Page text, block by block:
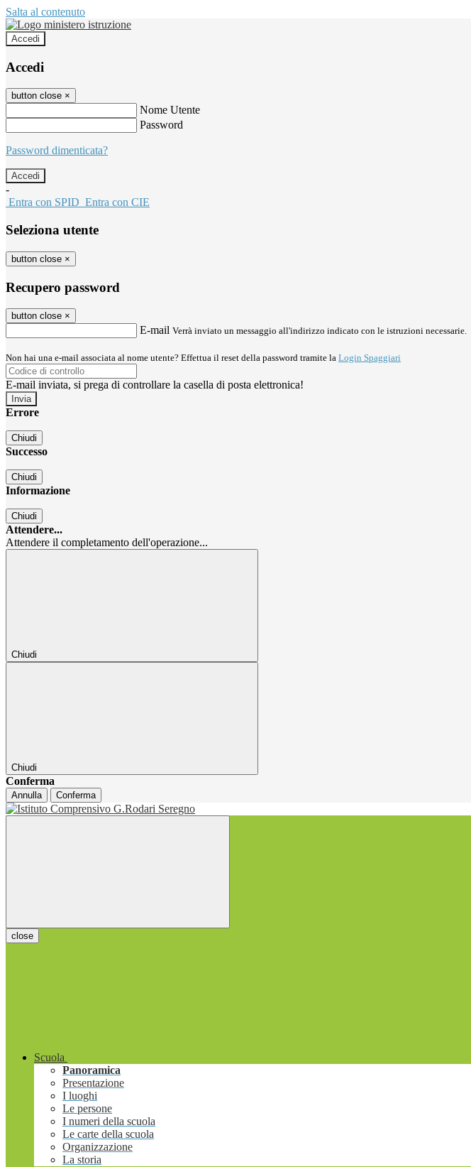
Salta al contenuto
Accedi
Accedi
button close ×
Nome Utente
Password
Password dimenticata?
-
Entra con SPID Entra con CIE
Seleziona utente
button close ×
Recupero password
button close ×
E-mail Verrà inviato un messaggio all'indirizzo indicato con le istruzioni necessarie.
Non hai una e-mail associata al nome utente? Effettua il reset della password tramite la Login Spaggiari
E-mail inviata, si prega di controllare la casella di posta elettronica!
Errore
Chiudi
Successo
Chiudi
Informazione
Chiudi
Attendere...
Attendere il completamento dell'operazione...
Chiudi
Chiudi
Conferma
Annulla Conferma
close
Scuola
Panoramica
Presentazione
I luoghi
Le persone
I numeri della scuola
Le carte della scuola
Organizzazione
La storia